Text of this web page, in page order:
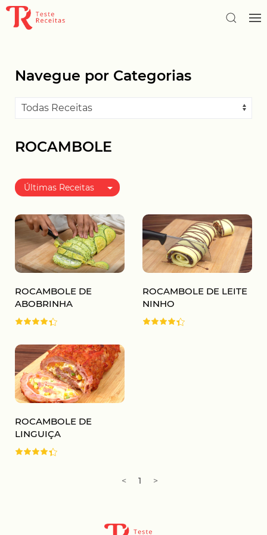
Navegue por Categorias
ROCAMBOLE
Últimas Receitas
Mais populares
ROCAMBOLE DE
ABOBRINHA
ROCAMBOLE DE LEITE
NINHO
ROCAMBOLE DE
LINGUIÇA
< 1 >